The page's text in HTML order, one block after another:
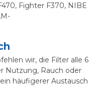
Fighter F370, NIBE
wir, die Filter alle 6
Nutzung, Rauch oder
häufigerer Austausch